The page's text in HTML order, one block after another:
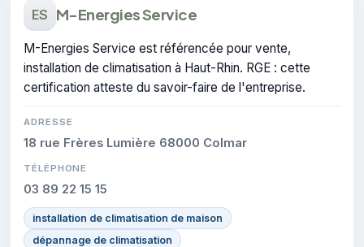
ES M-Energies Service
M-Energies Service est référencée pour vente,
installation de climatisation à Haut-Rhin. RGE : cette
certification atteste du savoir-faire de l'entreprise.
ADRESSE
18 rue Frères Lumière 68000 Colmar
TÉLÉPHONE
03 89 22 15 15
installation de climatisation de maison
dépannage de climatisation